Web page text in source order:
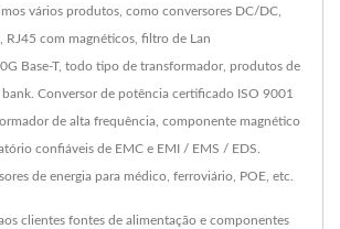
vários produtos, como conversores DC/DC,
RJ45 com magnéticos, filtro de Lan
Base-T, todo tipo de transformador, produtos de
Conversor de potência certificado ISO 9001
de alta frequência, componente magnético
confiáveis de EMC e EMI / EMS / EDS.
de energia para médico, ferroviário, POE, etc.
clientes fontes de alimentação e componentes